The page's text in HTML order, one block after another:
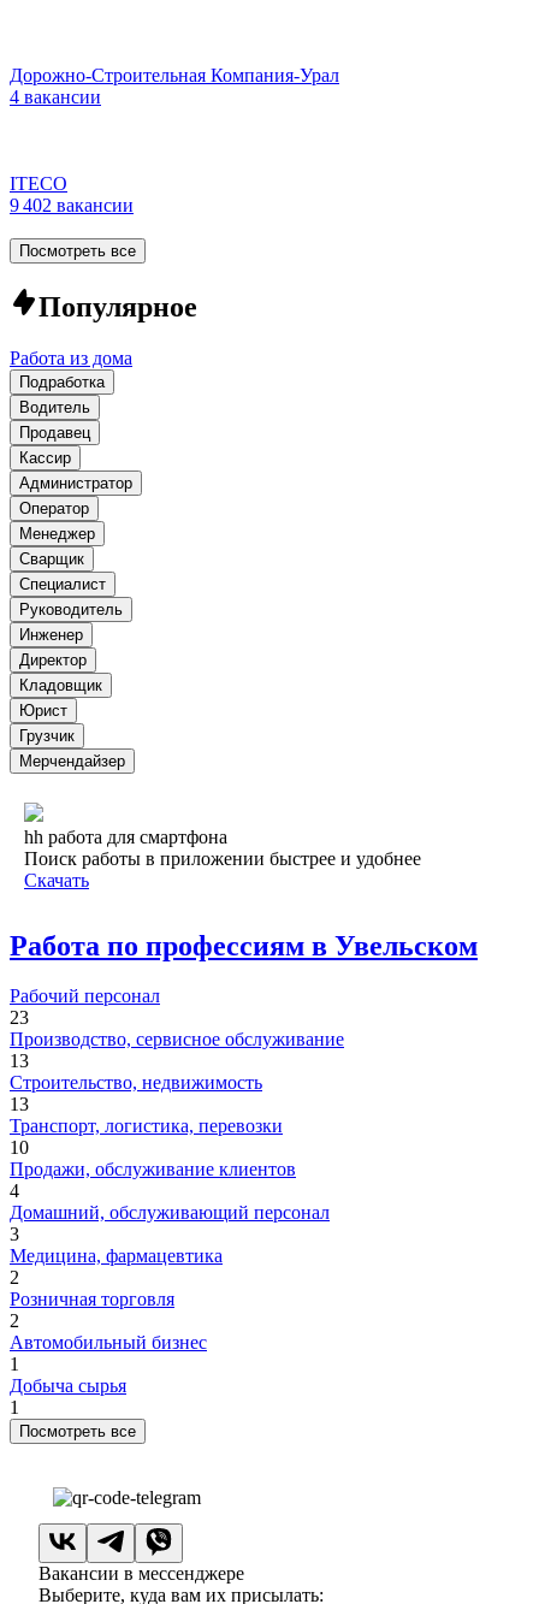
Дорожно-Строительная Компания-Урал
4 вакансии
ITECO
9 402 вакансии
Посмотреть все
Популярное
Работа из дома
Подработка
Водитель
Продавец
Кассир
Администратор
Оператор
Менеджер
Сварщик
Специалист
Руководитель
Инженер
Директор
Кладовщик
Юрист
Грузчик
Мерчендайзер
hh работа для смартфона
Поиск работы в приложении быстрее и удобнее
Скачать
Работа по профессиям в Увельском
Рабочий персонал
23
Производство, сервисное обслуживание
13
Строительство, недвижимость
13
Транспорт, логистика, перевозки
10
Продажи, обслуживание клиентов
4
Домашний, обслуживающий персонал
3
Медицина, фармацевтика
2
Розничная торговля
2
Автомобильный бизнес
1
Добыча сырья
1
Посмотреть все
Вакансии в мессенджере
Выберите, куда вам их присылать: